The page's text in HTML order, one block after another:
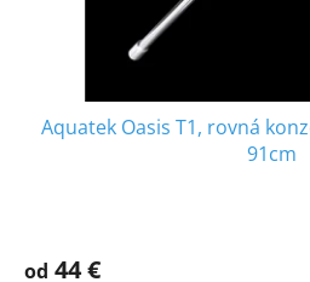
Aquatek Oasis T1, rovná
91cm
od 44 €